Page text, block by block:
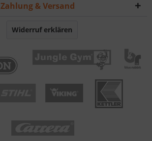
Zahlung & Versand
Widerruf erklären